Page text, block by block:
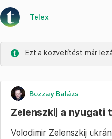
Telex
Ezt a közvetítést már
Bozzay Balázs
Zelenszkij a nyugati
Volodimir Zelenszkij